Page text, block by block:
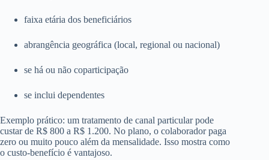
faixa etária dos beneficiários
abrangência geográfica (local, regional ou nacional)
se há ou não coparticipação
se inclui dependentes
Exemplo prático: um tratamento de canal particular pode
custar de R$ 800 a R$ 1.200. No plano, o colaborador paga
zero ou muito pouco além da mensalidade. Isso mostra como
o custo-benefício é vantajoso.